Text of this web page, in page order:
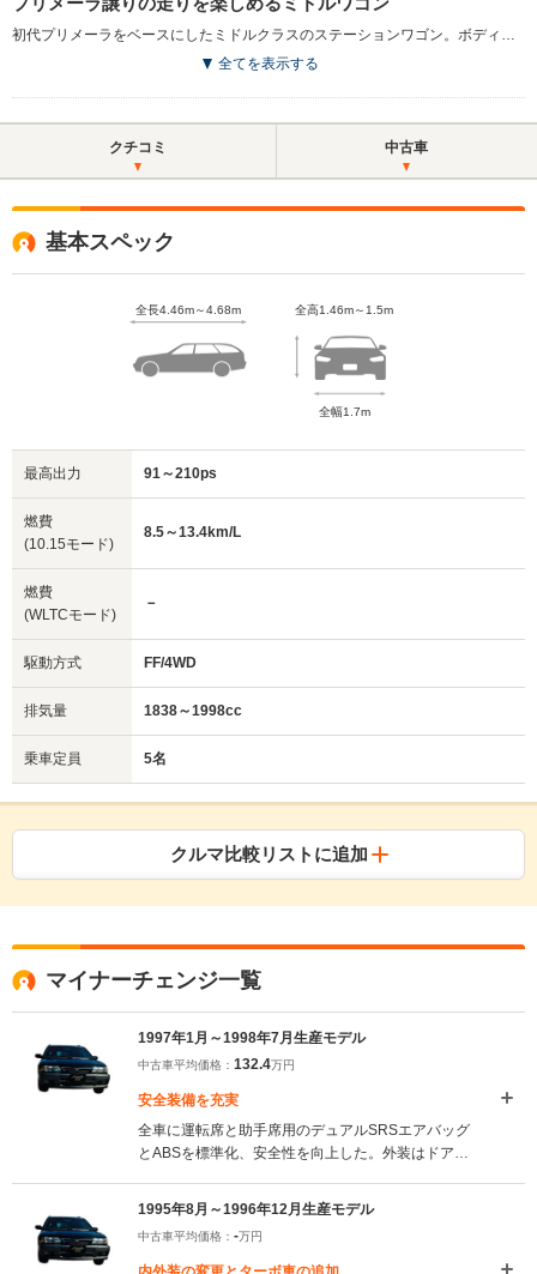
初代プリメーラをベースにしたミドルクラスのステーションワゴン。ボディはベース車と同じ5ナンバーサイズだが、リアサスペンションは専用設計とすることでラゲージルームへの張り出しを最小限に抑えた。フラットで広大なスペースのラゲージは6:4分割可倒式のリアシートをアレンジすることで乗車人数や積載量に応じたスペースを作り出すことが可能だ。エンジンは2Lと1.8Lの直4、カーゴ（バンモデル）には2Lのディーゼルモデルも設定。ミッションは5MTと4AT。駆動方式は当初FFのみだったが、1990（Ｈ2）年10月にアテーサシステムを搭載した2Lの4WD車が追加された。（1990.5）
全てを表示する
クチコミ 中古車
基本スペック
全長4.46m～4.68m 全高1.46m～1.5m
全幅1.7m
最高出力 91～210ps
燃費
(10.15モード)
8.5～13.4km/L
燃費
(WLTCモード)
－
駆動方式 FF/4WD
排気量 1838～1998cc
乗車定員 5名
クルマ比較リストに追加
マイナーチェンジ一覧
1997年1月～1998年7月生産モデル
中古車平均価格： 132.4万円
安全装備を充実
全車に運転席と助手席用のデュアルSRSエアバッグ
とABSを標準化、安全性を向上した。外装はドアミ
新ボディカラーを追加している。（1997.1）
1995年8月～1996年12月生産モデル
中古車平均価格： -万円